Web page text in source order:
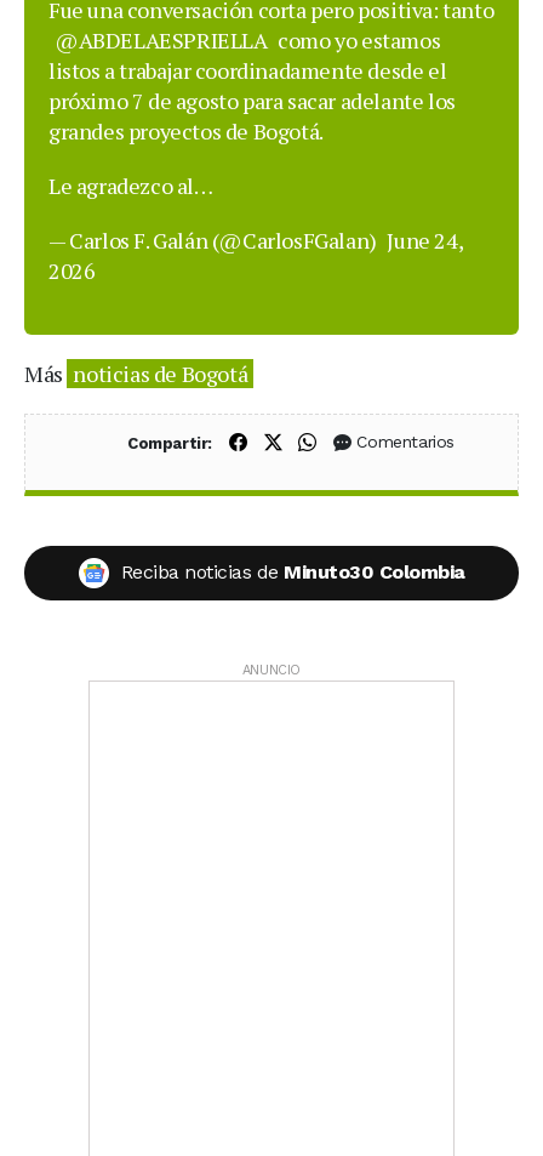
Fue una conversación corta pero positiva: tanto
@ABDELAESPRIELLA como yo estamos
listos a trabajar coordinadamente desde el
próximo 7 de agosto para sacar adelante los
grandes proyectos de Bogotá.
Le agradezco al…
— Carlos F. Galán (@CarlosFGalan) June 24,
2026
Más noticias de Bogotá
Compartir: Compartir en Facebook
Compartir en X (Twitter)
Compartir en WhatsApp
Comentarios
Reciba noticias de Minuto30 Colombia
ANUNCIO